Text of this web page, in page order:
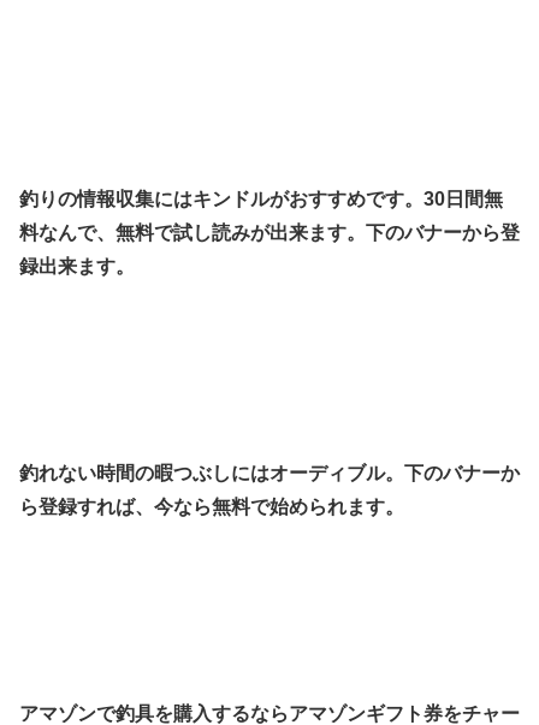
釣りの情報収集にはキンドルがおすすめです。30日間無
料なんで、無料で試し読みが出来ます。下のバナーから登
録出来ます。
釣れない時間の暇つぶしにはオーディブル。下のバナーか
ら登録すれば、今なら無料で始められます。
アマゾンで釣具を購入するならアマゾンギフト券をチャー